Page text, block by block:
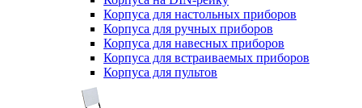
Корпуса для настольных приборов
Корпуса для ручных приборов
Корпуса для навесных приборов
Корпуса для встраиваемых приборов
Корпуса для пультов